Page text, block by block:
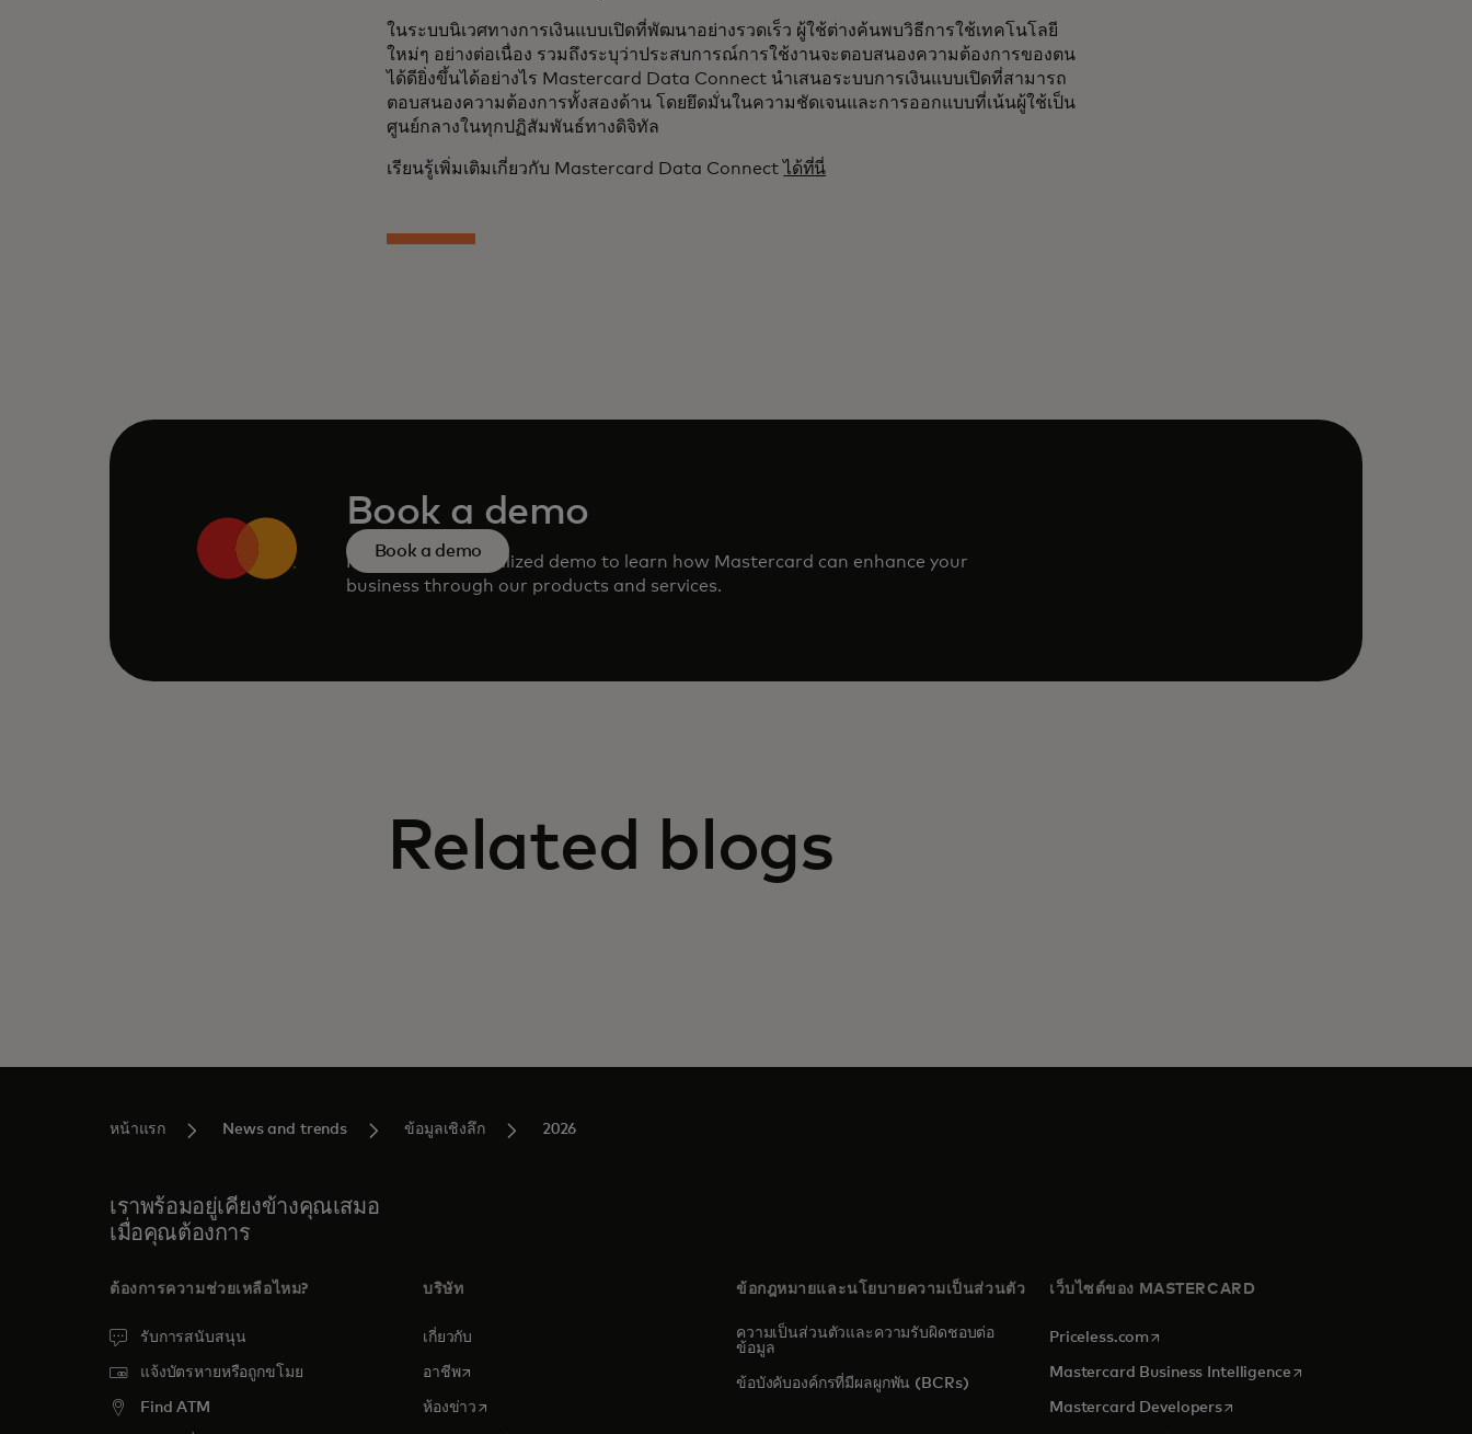
ในระบบนิเวศทางการเงินแบบเปิดที่พัฒนาอย่างรวดเร็ว ผู้ใช้ต่างค้นพบวิธีการใช้เทคโนโลยี
ใหม่ๆ อย่างต่อเนื่อง รวมถึงระบุว่าประสบการณ์การใช้งานจะตอบสนองความต้องการของตน
ได้ดียิ่งขึ้นได้อย่างไร Mastercard Data Connect นำเสนอระบบการเงินแบบเปิดที่สามารถ
ตอบสนองความต้องการทั้งสองด้าน โดยยึดมั่นในความชัดเจนและการออกแบบที่เน้นผู้ใช้เป็น
ศูนย์กลางในทุกปฏิสัมพันธ์ทางดิจิทัล
เรียนรู้เพิ่มเติมเกี่ยวกับ Mastercard Data Connectได้ที่นี่
Book a demo
Request a personalized demo to learn how Mastercard can enhance your
business through our products and services.
Book a demo
Related blogs
หน้าแรก News and trends ข้อมูลเชิงลึก 2026
เราพร้อมอยู่เคียงข้างคุณเสมอ
เมื่อคุณต้องการ
ต้องการความช่วยเหลือไหม?
รับการสนับสนุน
แจ้งบัตรหายหรือถูกขโมย
Find ATM
บริษัท
เกี่ยวกับ
อาชีพopens in a new tab
ห้องข่าว opens in a new tab
ข้อกฎหมายและนโยบายความเป็นส่วนตัว
ความเป็นส่วนตัวและความรับผิดชอบต่อ
ข้อมูล
ข้อบังคับองค์กรที่มีผลผูกพัน (BCRs)
เว็บไซต์ของ MASTERCARD
Priceless.com opens in a new tab
Mastercard Business Intelligenceopens in a new tab
Mastercard Developersopens in a new tab